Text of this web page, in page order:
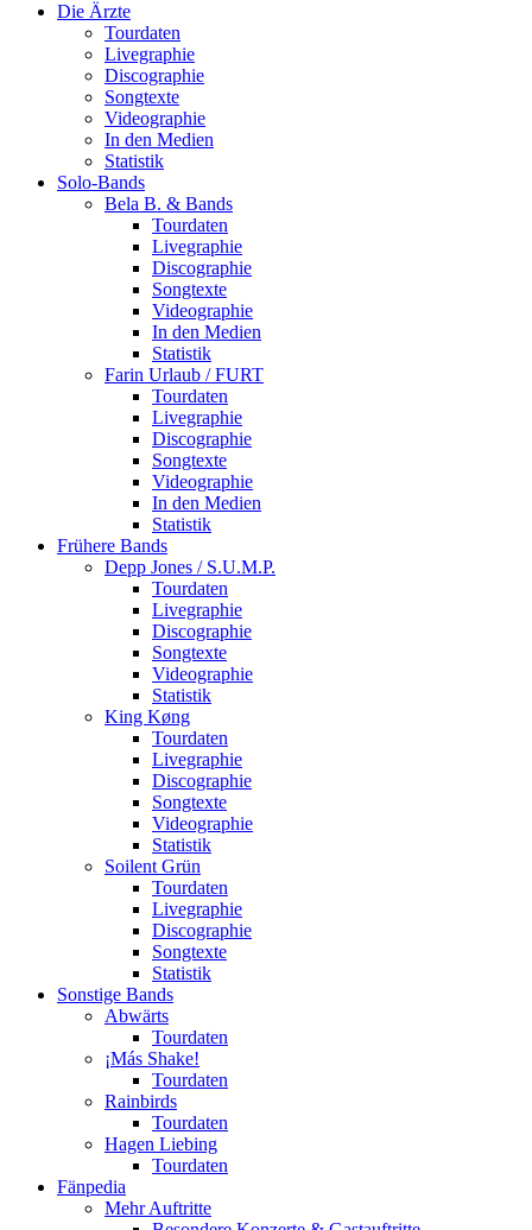
Die Ärzte
Tourdaten
Livegraphie
Discographie
Songtexte
Videographie
In den Medien
Statistik
Solo-Bands
Bela B. & Bands
Tourdaten
Livegraphie
Discographie
Songtexte
Videographie
In den Medien
Statistik
Farin Urlaub / FURT
Tourdaten
Livegraphie
Discographie
Songtexte
Videographie
In den Medien
Statistik
Frühere Bands
Depp Jones / S.U.M.P.
Tourdaten
Livegraphie
Discographie
Songtexte
Videographie
Statistik
King Køng
Tourdaten
Livegraphie
Discographie
Songtexte
Videographie
Statistik
Soilent Grün
Tourdaten
Livegraphie
Discographie
Songtexte
Statistik
Sonstige Bands
Abwärts
Tourdaten
¡Más Shake!
Tourdaten
Rainbirds
Tourdaten
Hagen Liebing
Tourdaten
Fänpedia
Mehr Auftritte